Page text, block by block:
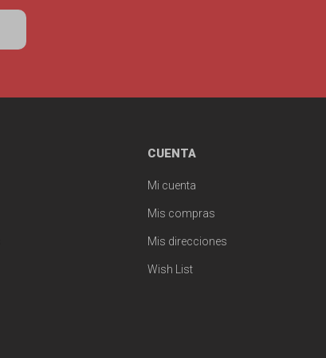
CUENTA
Mi cuenta
Mis compras
Mis direcciones
Wish List